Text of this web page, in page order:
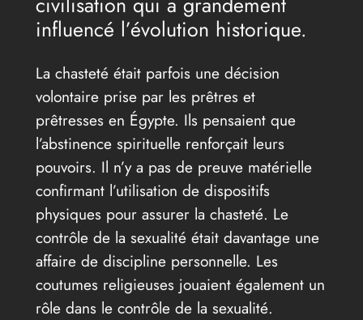
influencé l’évolution historique.
La chasteté était parfois une décision
volontaire prise par les prêtres et
prêtresses en Égypte. Ils pensaient que
l’abstinence spirituelle renforçait leurs
pouvoirs. Il n’y a pas de preuve matérielle
confirmant l’utilisation de dispositifs
physiques pour assurer la chasteté. Le
contrôle de la sexualité était davantage une
affaire de discipline personnelle. Les
coutumes religieuses jouaient également un
rôle dans le contrôle de la sexualité.